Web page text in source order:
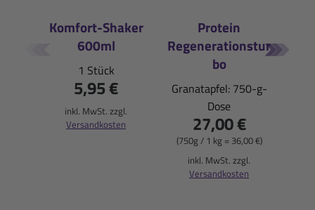
Komfort-Shaker
600ml
1 Stück
5,95 €
inkl. MwSt. zzgl.
Versandkosten
Protein
Regenerationstur
bo
Granatapfel: 750-g-
Dose
27,00 €
(750g / 1 kg = 36,00 €)
inkl. MwSt. zzgl.
Versandkosten